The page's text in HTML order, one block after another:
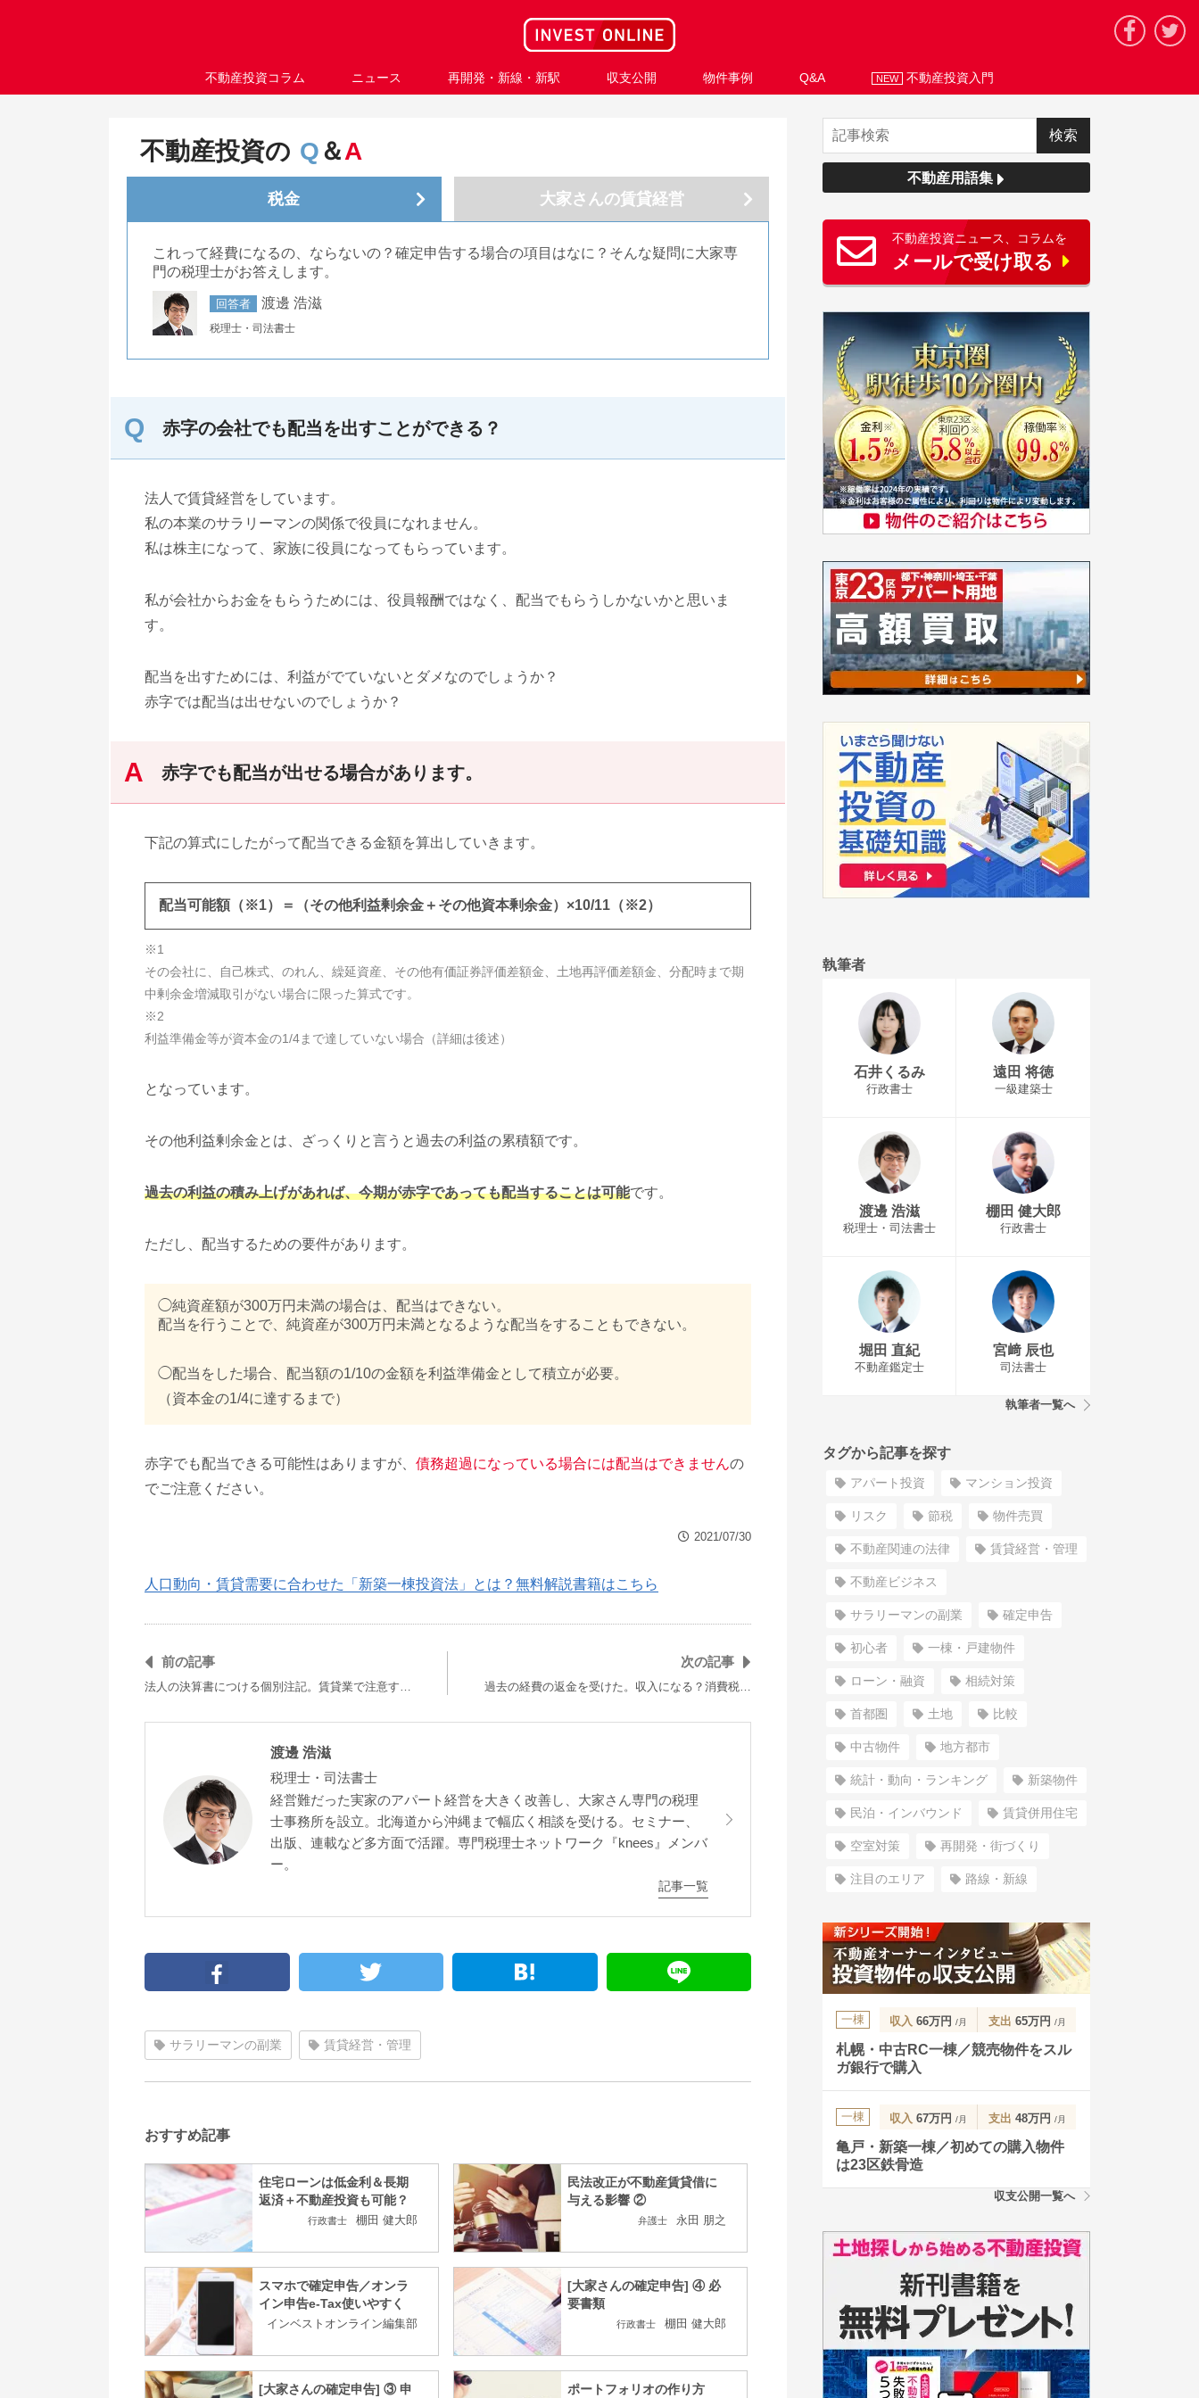
不動産投資コラム ニュース 再開発・新線・新駅 収支公開 物件事例 Q&A NEW 不動産投資入門
不動産投資の Q＆A
税金 大家さんの賃貸経営
これって経費になるの、ならないの？確定申告する場合の項目はなに？そんな疑問に大家専
門の税理士がお答えします。
回答者 渡邊 浩滋
税理士・司法書士
赤字の会社でも配当を出すことができる？
法人で賃貸経営をしています。
私の本業のサラリーマンの関係で役員になれません。
私は株主になって、家族に役員になってもらっています。
私が会社からお金をもらうためには、役員報酬ではなく、配当でもらうしかないかと思いま
す。
配当を出すためには、利益がでていないとダメなのでしょうか？
赤字では配当は出せないのでしょうか？
赤字でも配当が出せる場合があります。
下記の算式にしたがって配当できる金額を算出していきます。
配当可能額（※1）＝（その他利益剰余金＋その他資本剰余金）×10/11（※2）
※1
その会社に、自己株式、のれん、繰延資産、その他有価証券評価差額金、土地再評価差額金、分配時まで期
中剰余金増減取引がない場合に限った算式です。
※2
利益準備金等が資本金の1/4まで達していない場合（詳細は後述）
となっています。
その他利益剰余金とは、ざっくりと言うと過去の利益の累積額です。
過去の利益の積み上げがあれば、今期が赤字であっても配当することは可能です。
ただし、配当するための要件があります。
◯純資産額が300万円未満の場合は、配当はできない。
配当を行うことで、純資産が300万円未満となるような配当をすることもできない。
◯配当をした場合、配当額の1/10の金額を利益準備金として積立が必要。
（資本金の1/4に達するまで）
赤字でも配当できる可能性はありますが、 債務超過になっている場合には配当はできませんの
でご注意ください。
2021/07/30
人口動向・賃貸需要に合わせた「新築一棟投資法」とは？無料解説書籍はこちら
前の記事
法人の決算書につける個別注記。賃貸業で注意す…
次の記事
過去の経費の返金を受けた。収入になる？消費税…
渡邊 浩滋
税理士・司法書士
経営難だった実家のアパート経営を大きく改善し、大家さん専門の税理
士事務所を設立。北海道から沖縄まで幅広く相談を受ける。セミナー、
出版、連載など多方面で活躍。専門税理士ネットワーク『knees』メンバ
ー。
記事一覧
サラリーマンの副業 賃貸経営・管理
おすすめ記事
住宅ローンは低金利＆長期
返済＋不動産投資も可能？
行政書士 棚田 健大郎
民法改正が不動産賃貸借に
与える影響 ②
弁護士 永田 朋之
スマホで確定申告／オンラ
イン申告e-Tax使いやすく
インベストオンライン編集部
[大家さんの確定申告] ④ 必
要書類
行政書士 棚田 健大郎
[大家さんの確定申告] ③ 申 ポートフォリオの作り方
不動産用語集
不動産投資ニュース、コラムを
メールで受け取る
執筆者
石井くるみ
行政書士
遠田 将徳
一級建築士
渡邊 浩滋
税理士・司法書士
棚田 健大郎
行政書士
堀田 直紀
不動産鑑定士
宮﨑 辰也
司法書士
執筆者一覧へ
タグから記事を探す
アパート投資 マンション投資
リスク 節税 物件売買
不動産関連の法律 賃貸経営・管理
不動産ビジネス
サラリーマンの副業 確定申告
初心者 一棟・戸建物件
ローン・融資 相続対策
首都圏 土地 比較
中古物件 地方都市
統計・動向・ランキング 新築物件
民泊・インバウンド 賃貸併用住宅
空室対策 再開発・街づくり
注目のエリア 路線・新線
一棟 収入 66万円 /月 支出 65万円 /月
札幌・中古RC一棟／競売物件をスル
ガ銀行で購入
一棟 収入 67万円 /月 支出 48万円 /月
亀戸・新築一棟／初めての購入物件
は23区鉄骨造
収支公開一覧へ